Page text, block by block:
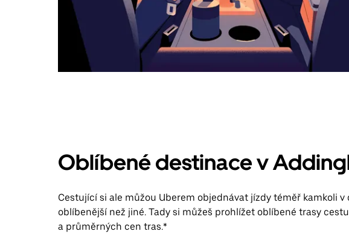
Oblíbené destinace v
Cestující si ale můžou Uberem objednávat jízdy téměř kamkoli
oblíbenější než jiné. Tady si můžeš prohlížet oblíbené trasy
a průměrných cen tras.*